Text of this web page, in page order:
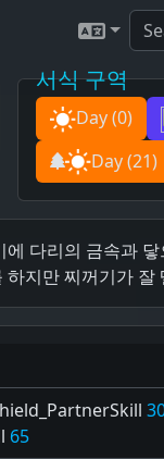
서식 구역
Day(0)
Day(21)
다리의 금속과
지만 찌꺼기가
65